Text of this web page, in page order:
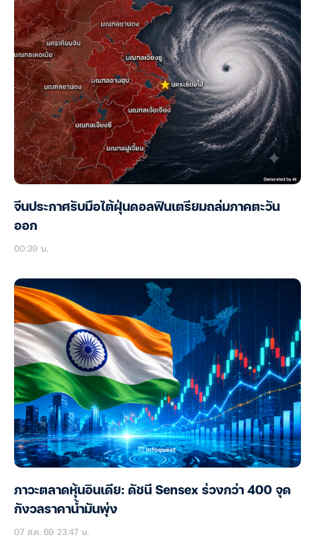
จีนประกาศรับมือไต้ฝุ่นดอลฟินเตรียมถล่มภาคตะวัน
ออก
00:39 น.
ภาวะตลาดหุ้นอินเดีย: ดัชนี Sensex ร่วงกว่า 400 จุด
กังวลราคาน้ำมันพุ่ง
07 ส.ค. 69 23:47 น.